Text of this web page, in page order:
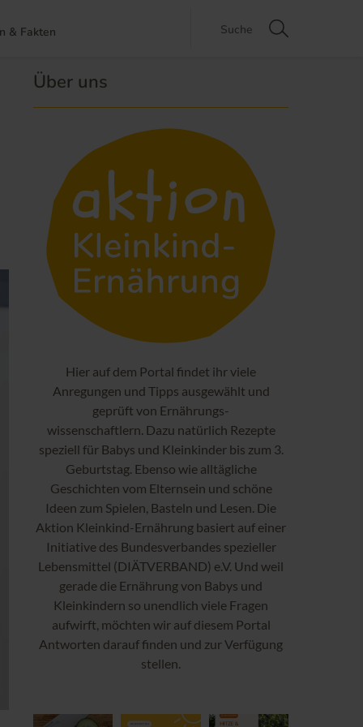
& Fakten
Über uns
Hier auf dem Portal findet ihr viele
Anregungen und Tipps ausgewählt und
geprüft von Ernährungs-
wissenschaftlern. Dazu natürlich Rezepte
speziell für Babys und Kleinkinder bis zum 3.
Geburtstag. Ebenso wie alltägliche
Geschichten vom Elternsein und schöne
Ideen zum Spielen, Basteln und Lesen. Die
Aktion Kleinkind-Ernährung basiert auf einer
Initiative des Bundesverbandes spezieller
Lebensmittel (DIÄTVERBAND) e.V. Und weil
gerade die Ernährung von Babys und
Kleinkindern so unendlich viele Fragen
aufwirft, möchten wir auf diesem Portal
Antworten darauf finden und zur Verfügung
stellen.